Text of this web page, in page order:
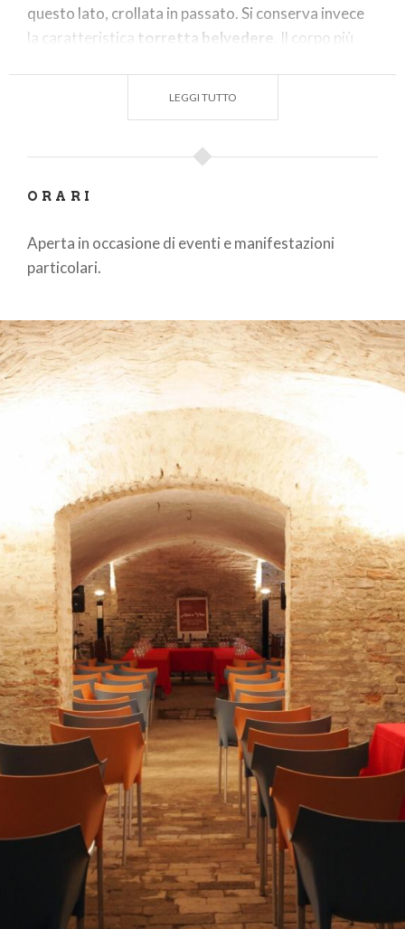
questo lato, crollata in passato. Si conserva invece
la caratteristica torretta belvedere . Il corpo più
LEGGI TUTTO
ORARI
Aperta in occasione di eventi e manifestazioni
particolari.